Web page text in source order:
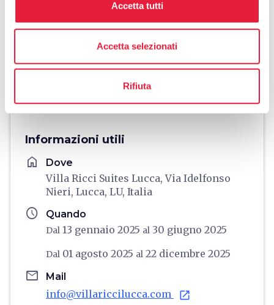
Accetta tutti
Accetta selezionati
Rifiuta
Indicazioni
Informazioni utili
home Dove
Villa Ricci Suites Lucca, Via Idelfonso
Nieri, Lucca, LU, Italia
schedule Quando
Dal 13 gennaio 2025 al 30 giugno 2025
Dal 01 agosto 2025 al 22 dicembre 2025
email Mail
info@villariccilucca.com open_in_new